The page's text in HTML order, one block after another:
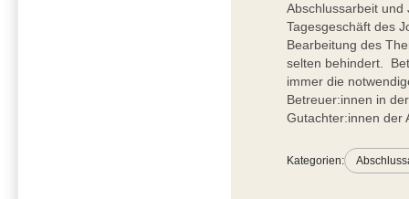
Abschlussarbeit
Tagesgeschäft des
Bearbeitung des
selten behindert.
immer die
Betreuer:innen in
Gutachter:innen der
Kategorien: